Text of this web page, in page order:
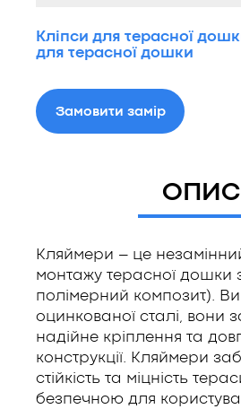
Кліпси для терасної
для терасної дошки
Замовити замір
ОПИС
Кляймери – це
монтажу терасної дошки
полімерний композит).
оцинкованої сталі, вони
надійне кріплення та
конструкції. Кляймери
стійкість та міцність
безпечною для